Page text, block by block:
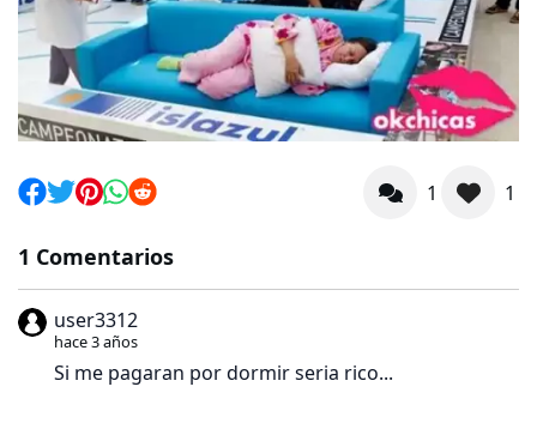
1 1
1 Comentarios
user3312
hace 3 años
Si me pagaran por dormir seria rico...